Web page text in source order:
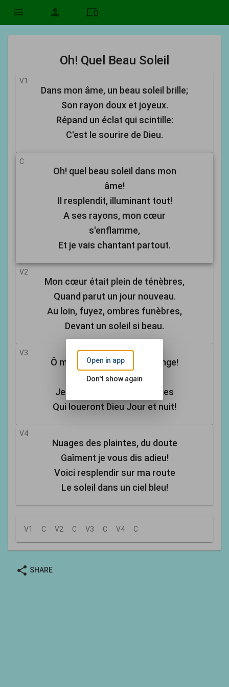
menu person devices
Oh! Quel Beau Soleil
V1
Dans mon âme, un beau soleil brille;
Son rayon doux et joyeux.
Répand un éclat qui scintille:
C'est le sourire de Dieu.
C
Oh! quel beau soleil dans mon
âme!
Il resplendit, illuminant tout!
A ses rayons, mon cœur
s'enflamme,
Et je vais chantant partout.
V2
Mon cœur était plein de ténèbres,
Quand parut un jour nouveau.
Au loin, fuyez, ombres funèbres,
Devant un soleil si beau.
V3
Ô mon âme, éclate en louange!
Pour toi le soleil a lui;
Je serai parmi les phalanges
Qui loueront Dieu Jour et nuit!
V4
Nuages des plaintes, du doute
Gaîment je vous dis adieu!
Voici resplendir sur ma route
Le soleil dans un ciel bleu!
V1 C V2 C V3 C V4 C
share SHARE
Open in app
Don't show again